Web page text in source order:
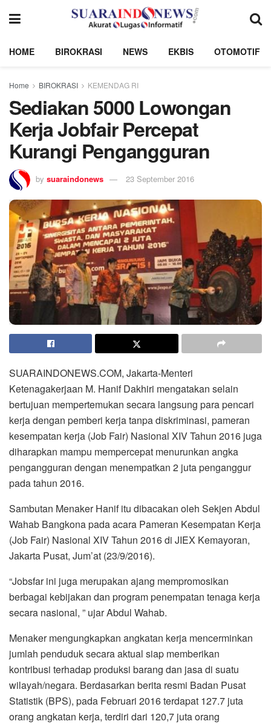
HOME BIROKRASI NEWS EKBIS OTOMOTIF
Home BIROKRASI KEMENDAG RI
Sediakan 5000 Lowongan
Kerja Jobfair Percepat
Kurangi Pengangguran
by suaraindonews 23 September 2016
SUARAINDONEWS.COM, Jakarta-Menteri
Ketenagakerjaan M. Hanif Dakhiri mengatakan selain
bertujuan mempertemukan secara langsung para pencari
kerja dengan pemberi kerja tanpa diskriminasi, pameran
kesempatan kerja (Job Fair) Nasional XIV Tahun 2016 juga
diharapkan mampu mempercepat menurunkan angka
pengangguran dengan menempatkan 2 juta penganggur
pada tahun 2016.
Sambutan Menaker Hanif itu dibacakan oleh Sekjen Abdul
Wahab Bangkona pada acara Pameran Kesempatan Kerja
(Job Fair) Nasional XIV Tahun 2016 di JIEX Kemayoran,
Jakarta Pusat, Jum’at (23/9/2016).
“Jobsfar ini juga merupakan ajang mempromosikan
berbagai kebijakan dan program penempatan tenaga kerja
secara nasional, ” ujar Abdul Wahab.
Menaker mengungkapkan angkatan kerja mencerminkan
jumlah penduduk secara aktual siap memberikan
kontribusi terhadap produksi barang dan jasa di suatu
wilayah/negara. Berdasarkan berita resmi Badan Pusat
Statistik (BPS), pada Februari 2016 terdapat 127.7 juta
orang angkatan kerja, terdiri dari 120,7 juta orang